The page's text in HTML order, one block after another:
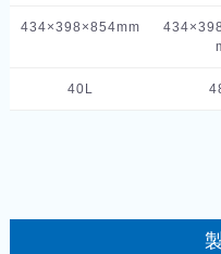
434×398×854mm
40L